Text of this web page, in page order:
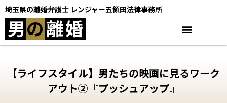
埼玉県の離婚弁護士 レンジャー五領田法律事務所
男の離婚
【ライフスタイル】男たちの映画に見るワーク
アウト②『プッシュアップ』